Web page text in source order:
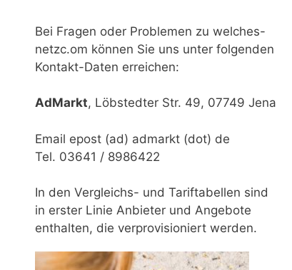
Bei Fragen oder Problemen zu welches-
netzc.om können Sie uns unter folgenden
Kontakt-Daten erreichen:
AdMarkt, Löbstedter Str. 49, 07749 Jena
Email epost (ad) admarkt (dot) de
Tel. 03641 / 8986422
In den Vergleichs- und Tariftabellen sind
in erster Linie Anbieter und Angebote
enthalten, die verprovisioniert werden.